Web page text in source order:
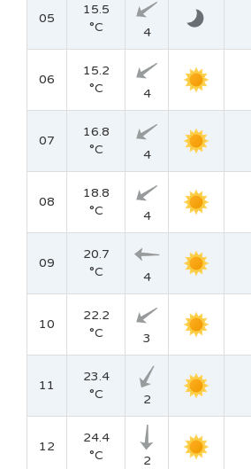
05
15.5
°C
4
06
15.2
°C
4
07
16.8
°C
4
08
18.8
°C
4
09
20.7
°C
4
10
22.2
°C
3
11
23.4
°C
2
12
24.4
°C
2